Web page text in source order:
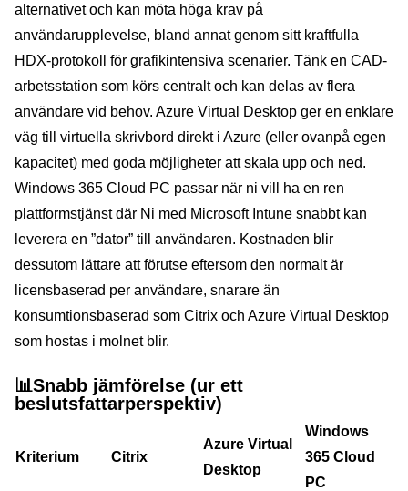
alternativet och kan möta höga krav på
användarupplevelse, bland annat genom sitt kraftfulla
HDX-protokoll för grafikintensiva scenarier. Tänk en CAD-
arbetsstation som körs centralt och kan delas av flera
användare vid behov. Azure Virtual Desktop ger en enklare
väg till virtuella skrivbord direkt i Azure (eller ovanpå egen
kapacitet) med goda möjligheter att skala upp och ned.
Windows 365 Cloud PC passar när ni vill ha en ren
plattformstjänst där Ni med Microsoft Intune snabbt kan
leverera en ”dator” till användaren. Kostnaden blir
dessutom lättare att förutse eftersom den normalt är
licensbaserad per användare, snarare än
konsumtionsbaserad som Citrix och Azure Virtual Desktop
som hostas i molnet blir.
📊Snabb jämförelse (ur ett
beslutsfattarperspektiv)
Kriterium Citrix
Azure Virtual
Desktop
Windows
365 Cloud
PC